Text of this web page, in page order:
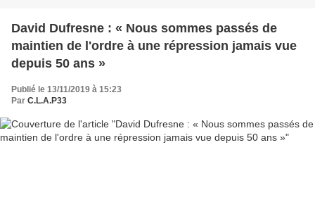
David Dufresne : « Nous sommes passés de
maintien de l'ordre à une répression jamais vue
depuis 50 ans »
Publié le 13/11/2019 à 15:23
Par C.L.A.P33